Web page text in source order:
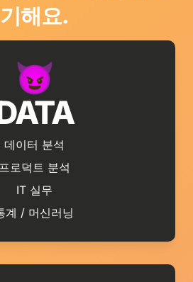
기해요.
데이터 분석
프로덕트 분석
IT 실무
계 / 머신러닝